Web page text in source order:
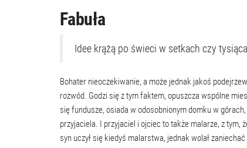
Fabuła
Idee krążą po świeci w setkach czy
Bohater nieoczekiwanie, a może jednak jakoś
rozwód. Godzi się z tym faktem, opuszcza wspólne
się fundusze, osiada w odosobnionym domku w
przyjaciela. I przyjaciel i ojciec to także malarze, z
syn uczył się kiedyś malarstwa, jednak wolał